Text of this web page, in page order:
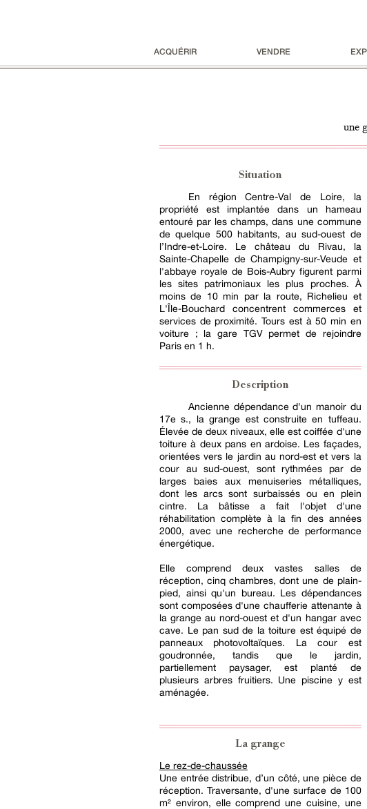
ACQUÉRIR VENDRE
une
Situation
En région Centre-Val de Loire, la
propriété est implantée dans un hameau
entouré par les champs, dans une commune
de quelque 500 habitants, au sud-ouest de
l’Indre-et-Loire. Le château du Rivau, la
Sainte-Chapelle de Champigny-sur-Veude et
l'abbaye royale de Bois-Aubry figurent parmi
les sites patrimoniaux les plus proches. À
moins de 10 min par la route, Richelieu et
L'Île-Bouchard concentrent commerces et
services de proximité. Tours est à 50 min en
voiture ; la gare TGV permet de rejoindre
Paris en 1 h.
Description
Ancienne dépendance d'un manoir du
17e s., la grange est construite en tuffeau.
Élevée de deux niveaux, elle est coiffée d'une
toiture à deux pans en ardoise. Les façades,
orientées vers le jardin au nord-est et vers la
cour au sud-ouest, sont rythmées par de
larges baies aux menuiseries métalliques,
dont les arcs sont surbaissés ou en plein
cintre. La bâtisse a fait l'objet d'une
réhabilitation complète à la fin des années
2000, avec une recherche de performance
énergétique.
Elle comprend deux vastes salles de
réception, cinq chambres, dont une de plain-
pied, ainsi qu'un bureau. Les dépendances
sont composées d'une chaufferie attenante à
la grange au nord-ouest et d'un hangar avec
cave. Le pan sud de la toiture est équipé de
panneaux photovoltaïques. La cour est
goudronnée, tandis que le jardin,
partiellement paysager, est planté de
plusieurs arbres fruitiers. Une piscine y est
aménagée.
La grange
Le rez-de-chaussée
Une entrée distribue, d’un côté, une pièce de
réception. Traversante, d'une surface de 100
m² environ, elle comprend une cuisine, une